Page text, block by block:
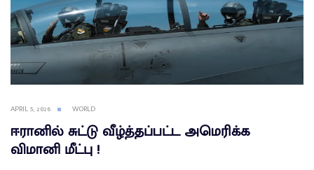
APRIL 5, 2026 WORLD
ஈரானில் சுட்டு வீழ்த்தப்பட்ட அமெரிக்க
விமானி மீட்பு !